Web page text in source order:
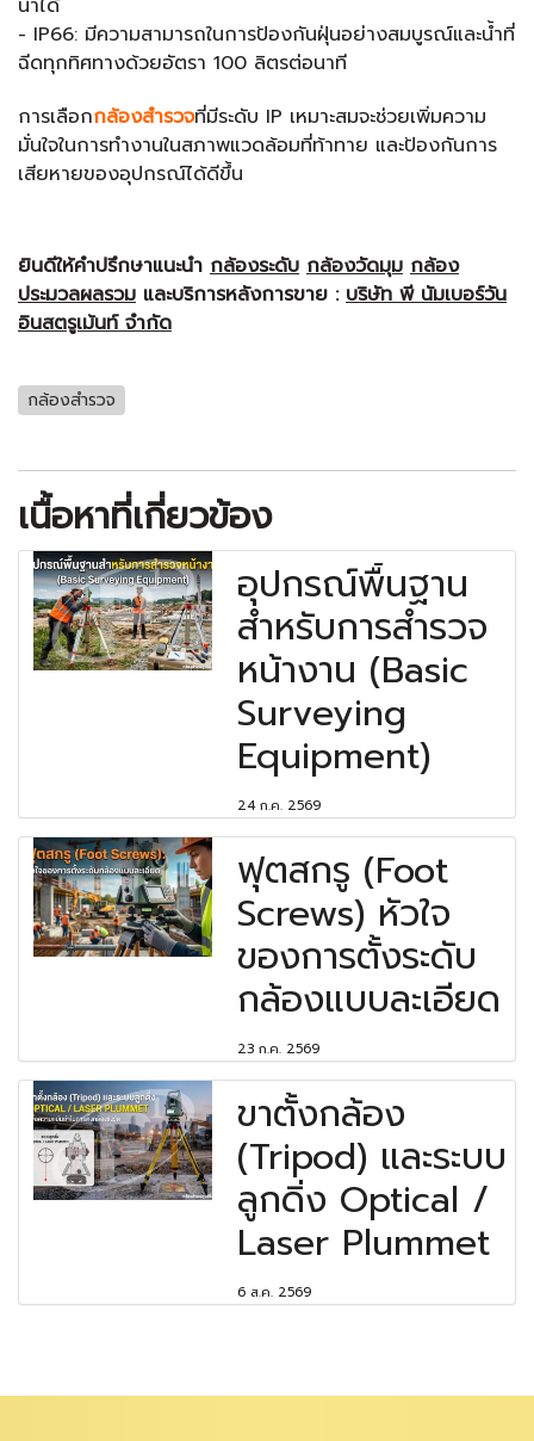
น้ำได้
- IP66: มีความสามารถในการป้องกันฝุ่นอย่างสมบูรณ์และน้ำที่
ฉีดทุกทิศทางด้วยอัตรา 100 ลิตรต่อนาที
การเลือกกล้องสำรวจที่มีระดับ IP เหมาะสมจะช่วยเพิ่มความ
มั่นใจในการทำงานในสภาพแวดล้อมที่ท้าทาย และป้องกันการ
เสียหายของอุปกรณ์ได้ดีขึ้น
ยินดีให้คำปรึกษาแนะนำ กล้องระดับ กล้องวัดมุม กล้อง
ประมวลผลรวม และบริการหลังการขาย : บริษัท พี นัมเบอร์วัน
อินสตรูเม้นท์ จำกัด
กล้องสำรวจ
เนื้อหาที่เกี่ยวข้อง
อุปกรณ์พื้นฐาน
สำหรับการสำรวจ
หน้างาน (Basic
Surveying
Equipment)
24 ก.ค. 2569
ฟุตสกรู (Foot
Screws) หัวใจ
ของการตั้งระดับ
กล้องแบบละเอียด
23 ก.ค. 2569
ขาตั้งกล้อง
(Tripod) และระบบ
ลูกดิ่ง Optical /
Laser Plummet
6 ส.ค. 2569